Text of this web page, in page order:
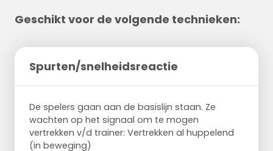
Geschikt voor de volgende technieken:
Spurten/snelheidsreactie
De spelers gaan aan de basislijn staan. Ze
wachten op het signaal om te mogen
vertrekken v/d trainer: Vertrekken al huppelend
(in beweging)